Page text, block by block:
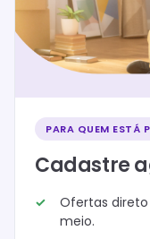
PARA QUEM ESTÁ
Cadastre
Ofertas
meio.